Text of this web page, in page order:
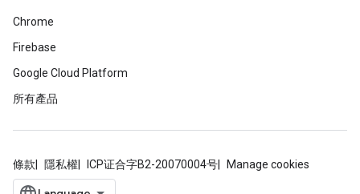
Chrome
Firebase
Google Cloud Platform
所有產品
條款 隱私權 ICP证合字B2-20070004号 Manage cookies